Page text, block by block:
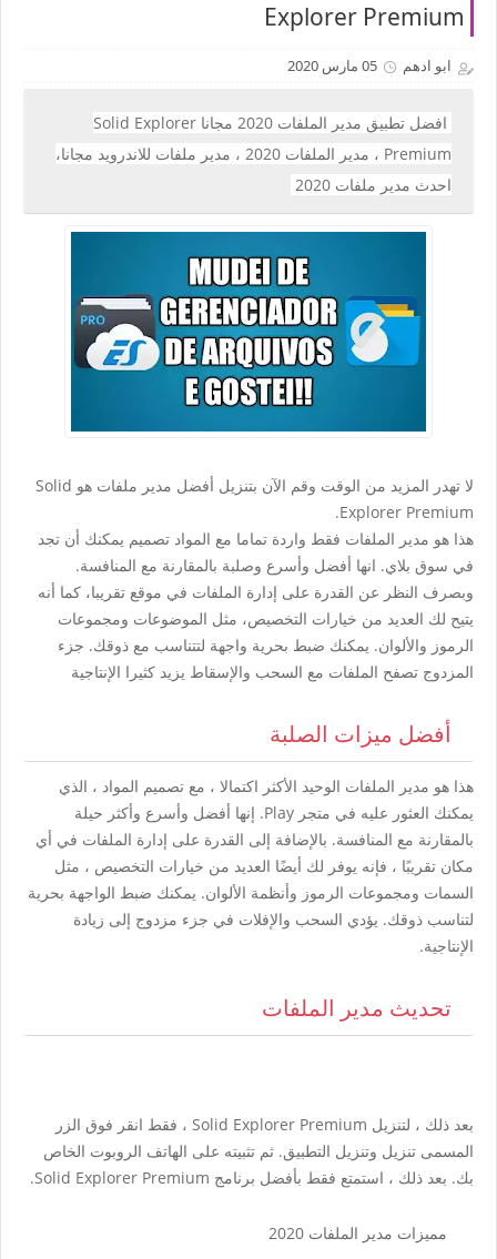
Explorer Premium
ابو ادهم 05 مارس 2020
افضل تطبيق مدير الملفات 2020 مجانا Solid Explorer
Premium ، مدير الملفات 2020 ، مدير ملفات للاندرويد مجانا،
احدث مدير ملفات 2020
لا تهدر المزيد من الوقت وقم الآن بتنزيل أفضل مدير ملفات هو Solid
Explorer Premium.
هذا هو مدير الملفات فقط واردة تماما مع المواد تصميم يمكنك أن تجد
في سوق بلاي. انها أفضل وأسرع وصلبة بالمقارنة مع المنافسة.
وبصرف النظر عن القدرة على إدارة الملفات في موقع تقريبا، كما أنه
يتيح لك العديد من خيارات التخصيص، مثل الموضوعات ومجموعات
الرموز والألوان. يمكنك ضبط بحرية واجهة لتتناسب مع ذوقك. جزء
المزدوج تصفح الملفات مع السحب والإسقاط يزيد كثيرا الإنتاجية
أفضل ميزات الصلبة
هذا هو مدير الملفات الوحيد الأكثر اكتمالا ، مع تصميم المواد ، الذي
يمكنك العثور عليه في متجر Play.
إنها أفضل وأسرع وأكثر حيلة
بالمقارنة مع المنافسة. بالإضافة إلى القدرة على إدارة الملفات في أي
مكان تقريبًا ، فإنه يوفر لك أيضًا العديد من خيارات التخصيص ، مثل
السمات ومجموعات الرموز وأنظمة الألوان. يمكنك ضبط الواجهة بحرية
لتناسب ذوقك. يؤدي السحب والإفلات في جزء مزدوج إلى زيادة
الإنتاجية.
تحديث مدير الملفات
بعد ذلك ، لتنزيل Solid Explorer Premium ، فقط انقر فوق الزر
المسمى تنزيل وتنزيل التطبيق. ثم تثبيته على الهاتف الروبوت الخاص
بك. بعد ذلك ، استمتع فقط بأفضل برنامج Solid Explorer Premium.
مميزات مدير الملفات 2020